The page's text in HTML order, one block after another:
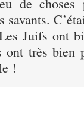
Juifs ont
très bien
!